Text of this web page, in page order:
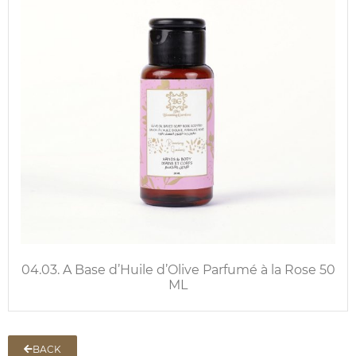
04.03. A Base d’Huile d’Olive Parfumé à la Rose 50
ML
BACK